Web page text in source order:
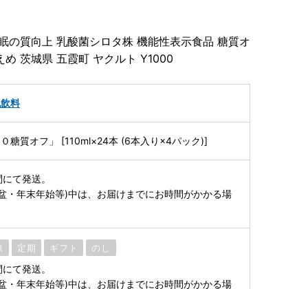
の質向上 乳酸菌シロタ株 機能性表示食品 糖質オ
茨城県 五霞町 ヤクルト Y1000
料
糖質オフ」 [110ml×24本 (6本⼊り×4パック)]
て発送。
・年末年始等)中は、お届けまでにお時間がかかる場
定期 ギフト のし
て発送。
・年末年始等)中は、お届けまでにお時間がかかる場